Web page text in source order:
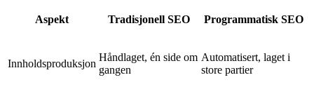
Aspekt Tradisjonell SEO Programmatisk SEO
Innholdsproduksjon
Håndlaget, én side om
gangen
Automatisert, laget i
store partier